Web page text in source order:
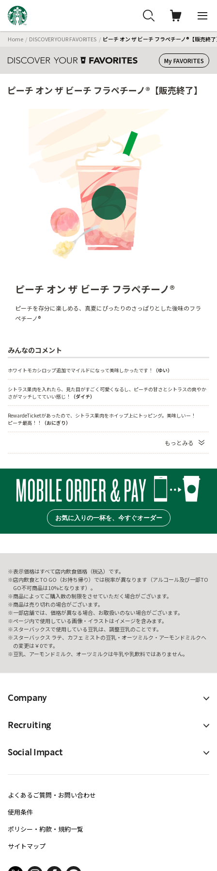
Home DISCOVER YOUR FAVORITES ピーチ オン ザ ビーチ フラペチーノ®【販売終
My FAVORITES
ピーチ オン ザ ビーチ フラペチーノ®【販売終了】
ピーチ オン ザ ビーチ フラペチーノ®
ピーチを存分に楽しめる、真夏にぴったりのさっぱりとした後味のフラ
ペチーノ®
みんなのコメント
ホワイトモカシロップ追加でマイルドになって美味しかったです！ （ゆい）
シトラス果肉を入れたら、見た目がすごく可愛くなるし、ピーチの甘さとシトラスの爽やか
さがマッチしてていい感じ！
（ダイチ）
RewardeTicketがあったので、シトラス果肉をホイップ上にトッピング。美味しいー！
ピーチ最高！！
（おにぎり）
もっとみる
お気に入りの一杯を、今すぐオーダー
表示価格はすべて店内飲食価格（税込）です。
店内飲食とTO GO（お持ち帰り）では税率が異なります（アルコール及び一部TO
GO不可商品は10%となります）。
商品によってご購入数の制限をさせていただく場合がございます。
商品は売り切れの場合がございます。
一部店舗では、価格が異なる場合、お取扱いのない場合がございます。
ページ内で使用している画像・イラストはイメージを含みます。
スターバックスで使用している豆乳は、調整豆乳のことです。
スターバックス ラテ、カフェ ミストの豆乳・オーツミルク・アーモンドミルクへ
の変更は￥0です。
豆乳、アーモンドミルク、オーツミルクは牛乳や乳飲料ではありません。
Company
Recruiting
Social Impact
よくあるご質問・お問い合わせ
使用条件
ポリシー・約款・規約一覧
サイトマップ